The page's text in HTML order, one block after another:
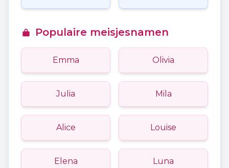
Populaire meisjesnamen
Emma Olivia
Julia Mila
Alice Louise
Elena Luna